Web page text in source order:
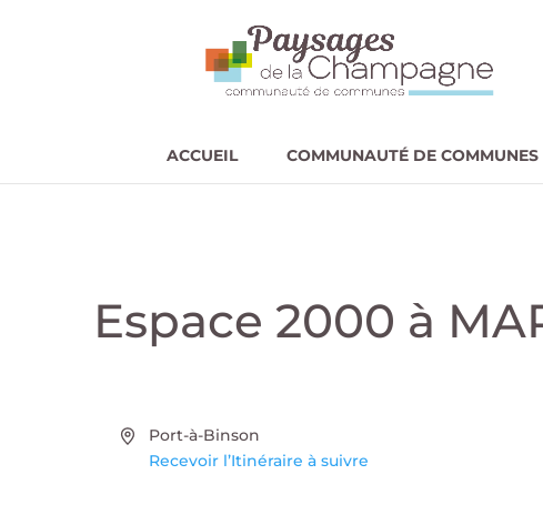
ACCUEIL COMMUNAUTÉ DE COMMUNES
Espace 2000 à
AdressePort-à-Binson
Recevoir l’Itinéraire à suivre